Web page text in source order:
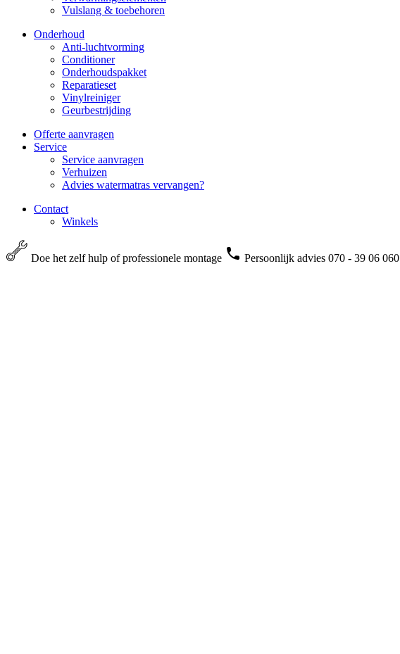
Vulslang & toebehoren
Onderhoud
Anti-luchtvorming
Conditioner
Onderhoudspakket
Reparatieset
Vinylreiniger
Geurbestrijding
Offerte aanvragen
Service
Service aanvragen
Verhuizen
Advies watermatras vervangen?
Contact
Winkels
Doe het zelf hulp of professionele montage Persoonlijk advies 070 - 39 06 060